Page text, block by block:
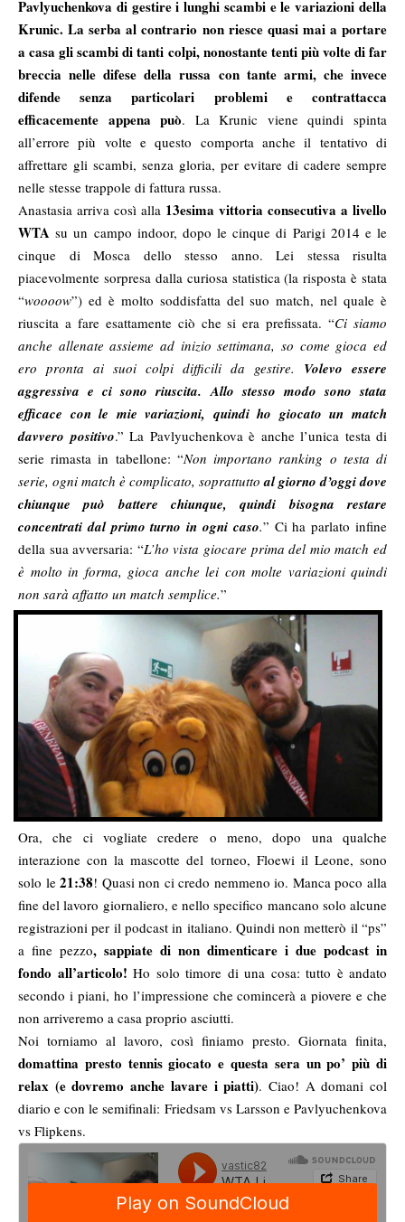
Pavlyuchenkova di gestire i lunghi scambi e le variazioni della
Krunic. La serba al contrario non riesce quasi mai a portare
a casa gli scambi di tanti colpi, nonostante tenti più volte di far
breccia nelle difese della russa con tante armi, che invece
difende senza particolari problemi e contrattacca
efficacemente appena può. La Krunic viene quindi spinta
all’errore più volte e questo comporta anche il tentativo di
affrettare gli scambi, senza gloria, per evitare di cadere sempre
nelle stesse trappole di fattura russa.
Anastasia arriva così alla 13esima vittoria consecutiva a livello
WTA su un campo indoor, dopo le cinque di Parigi 2014 e le
cinque di Mosca dello stesso anno. Lei stessa risulta
piacevolmente sorpresa dalla curiosa statistica (la risposta è stata
“woooow”) ed è molto soddisfatta del suo match, nel quale è
riuscita a fare esattamente ciò che si era prefissata. “Ci siamo
anche allenate assieme ad inizio settimana, so come gioca ed
ero pronta ai suoi colpi difficili da gestire. Volevo essere
aggressiva e ci sono riuscita. Allo stesso modo sono stata
efficace con le mie variazioni, quindi ho giocato un match
davvero positivo.” La Pavlyuchenkova è anche l’unica testa di
serie rimasta in tabellone: “Non importano ranking o testa di
serie, ogni match è complicato, soprattuttoal giorno d’oggi dove
chiunque può battere chiunque, quindi bisogna restare
concentrati dal primo turno in ogni caso.” Ci ha parlato infine
della sua avversaria: “L’ho vista giocare prima del mio match ed
è molto in forma, gioca anche lei con molte variazioni quindi
non sarà affatto un match semplice.”
Ora, che ci vogliate credere o meno, dopo una qualche
interazione con la mascotte del torneo, Floewi il Leone, sono
solo le21:38! Quasi non ci credo nemmeno io. Manca poco alla
fine del lavoro giornaliero, e nello specifico mancano solo alcune
registrazioni per il podcast in italiano. Quindi non metterò il “ps”
a fine pezzo, sappiate di non dimenticare i due podcast in
fondo all’articolo! Ho solo timore di una cosa: tutto è andato
secondo i piani, ho l’impressione che comincerà a piovere e che
non arriveremo a casa proprio asciutti.
Noi torniamo al lavoro, così finiamo presto. Giornata finita,
domattina presto tennis giocato e questa sera un po’ più di
relax (e dovremo anche lavare i piatti). Ciao! A domani col
diario e con le semifinali: Friedsam vs Larsson e Pavlyuchenkova
vs Flipkens.